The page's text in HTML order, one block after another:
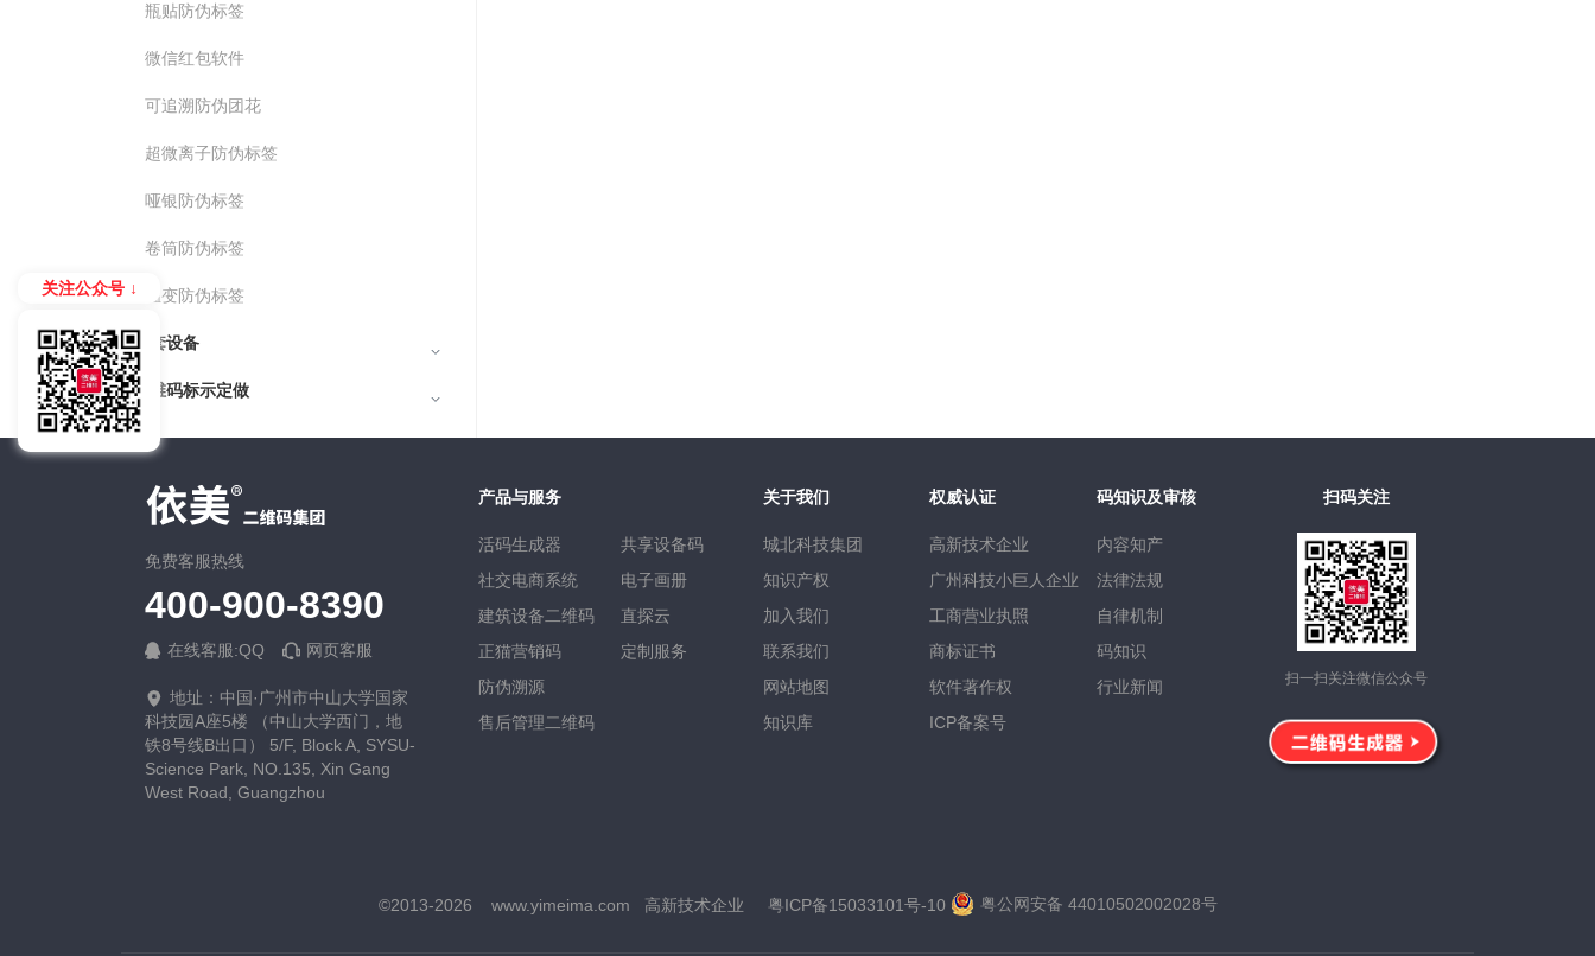
瓶贴防伪标签
微信红包软件
可追溯防伪团花
超微离子防伪标签
哑银防伪标签
卷筒防伪标签
温变防伪标签
配套设备
二维码标示定做
免费客服热线
400-900-8390
在线客服:QQ 网页客服
地址：中国·广州市中山大学国家
科技园A座5楼 （中山大学西门，地
铁8号线B出口） 5/F, Block A, SYSU-
Science Park, NO.135, Xin Gang
West Road, Guangzhou
产品与服务
活码生成器
社交电商系统
建筑设备二维码
正猫营销码
防伪溯源
售后管理二维码
共享设备码
电子画册
直探云
定制服务
关于我们
城北科技集团
知识产权
加入我们
联系我们
网站地图
知识库
权威认证
高新技术企业
广州科技小巨人企业
工商营业执照
商标证书
软件著作权
ICP备案号
码知识及审核
内容知产
法律法规
自律机制
码知识
行业新闻
扫码关注
扫一扫关注微信公众号
©2013-2026 www.yimeima.com 高新技术企业 粤ICP备15033101号-10 粤公网安备 44010502002028号
关注公众号 ↓